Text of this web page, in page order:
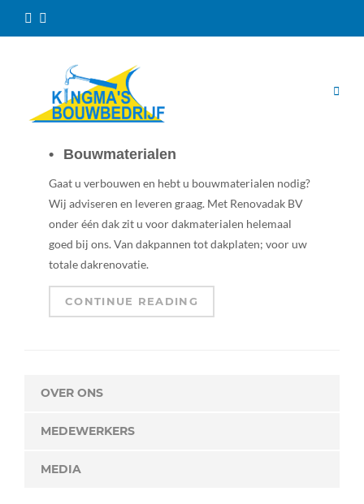
Bouwmaterialen
Gaat u verbouwen en hebt u bouwmaterialen nodig?
Wij adviseren en leveren graag. Met Renovadak BV
onder één dak zit u voor dakmaterialen helemaal
goed bij ons. Van dakpannen tot dakplaten; voor uw
totale dakrenovatie.
CONTINUE READING
OVER ONS
MEDEWERKERS
MEDIA